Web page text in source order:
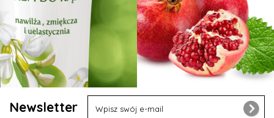
Newsletter